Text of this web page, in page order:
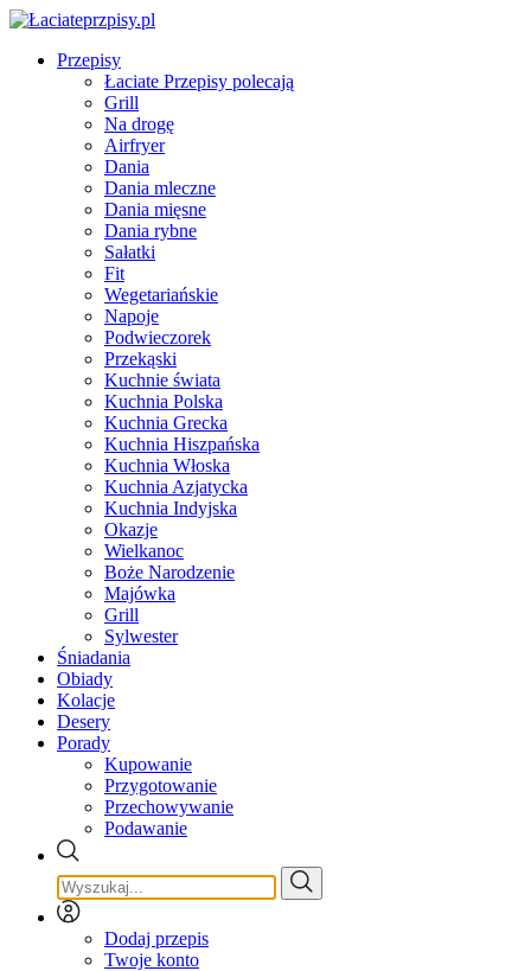
Przepisy
Łaciate Przepisy polecają
Grill
Na drogę
Airfryer
Dania
Dania mleczne
Dania mięsne
Dania rybne
Sałatki
Fit
Wegetariańskie
Napoje
Podwieczorek
Przekąski
Kuchnie świata
Kuchnia Polska
Kuchnia Grecka
Kuchnia Hiszpańska
Kuchnia Włoska
Kuchnia Azjatycka
Kuchnia Indyjska
Okazje
Wielkanoc
Boże Narodzenie
Majówka
Grill
Sylwester
Śniadania
Obiady
Kolacje
Desery
Porady
Kupowanie
Przygotowanie
Przechowywanie
Podawanie
Dodaj przepis
Twoje konto